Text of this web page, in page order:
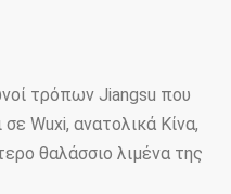
τρόπων Jiangsu που
Wuxi, ανατολικά Κίνα,
θαλάσσιο λιμένα της